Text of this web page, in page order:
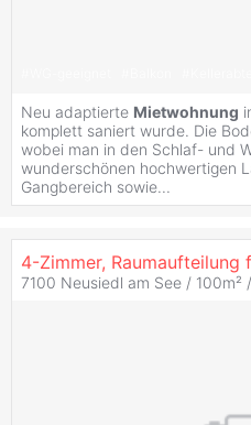
Neu adaptierte Mietwohnung
komplett saniert wurde. Die
wobei man in den Schlaf- und
wunderschönen hochwertigen
Gangbereich sowie...
7100 Neusiedl am See / 100m² /